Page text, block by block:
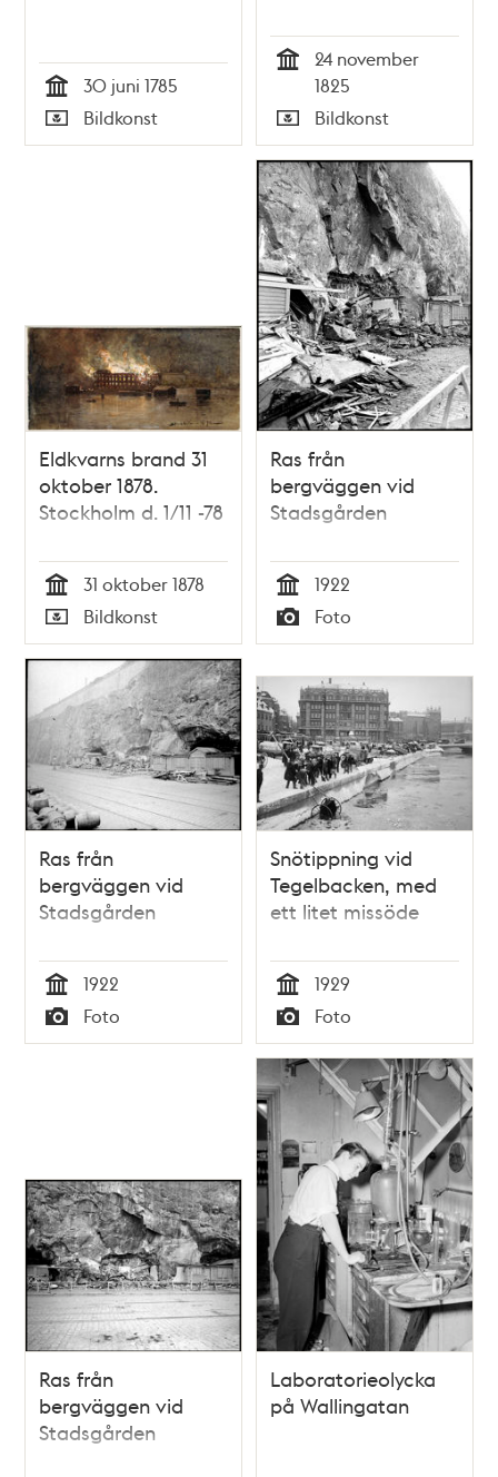
Tid
30 juni 1785
Typ
Bildkonst
24 november
1825
Typ
Bildkonst
Eldkvarns brand 31
oktober 1878.
Stockholm d. 1/11 -78
Tid
31 oktober 1878
Typ
Bildkonst
Ras från
bergväggen vid
Stadsgården
Tid
1922
Typ
Foto
Ras från
bergväggen vid
Stadsgården
Tid
1922
Typ
Foto
Snötippning vid
Tegelbacken, med
ett litet missöde
Tid
1929
Typ
Foto
Ras från
bergväggen vid
Stadsgården
Laboratorieolycka
på Wallingatan